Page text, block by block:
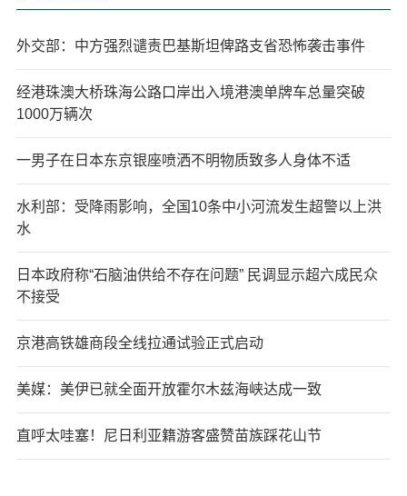
外交部：中方强烈谴责巴基斯坦俾路支省恐怖袭击事件
经港珠澳大桥珠海公路口岸出入境港澳单牌车总量突破
1000万辆次
一男子在日本东京银座喷洒不明物质致多人身体不适
水利部：受降雨影响，全国10条中小河流发生超警以上洪
水
日本政府称“石脑油供给不存在问题” 民调显示超六成民众
不接受
京港高铁雄商段全线拉通试验正式启动
美媒：美伊已就全面开放霍尔木兹海峡达成一致
直呼太哇塞！尼日利亚籍游客盛赞苗族踩花山节